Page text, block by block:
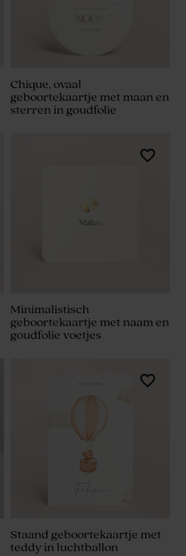
Chique, ovaal
geboortekaartje met maan en
sterren in goudfolie
Minimalistisch
geboortekaartje met naam en
goudfolie voetjes
Staand geboortekaartje met
teddy in luchtballon